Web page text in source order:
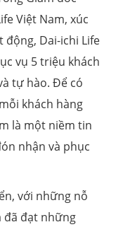
Việt Nam, xúc
động, Dai-ichi Life
vụ 5 triệu khách
tự hào. Để có
khách hàng
là một niềm tin
nhận và phục
với những nỗ
đã đạt những